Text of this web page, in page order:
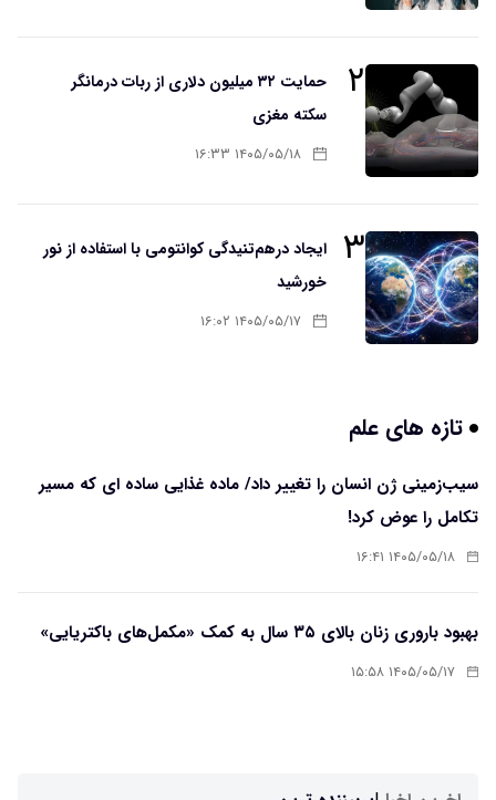
۲
حمایت ۳۲ میلیون دلاری از ربات درمانگر
سکته مغزی
۱۴۰۵/۰۵/۱۸ ۱۶:۳۳
۳
ایجاد درهم‌تنیدگی کوانتومی با استفاده از نور
خورشید
۱۴۰۵/۰۵/۱۷ ۱۶:۰۲
تازه های علم
سیب‌زمینی ژن انسان را تغییر داد/ ماده غذایی ساده ای که مسیر
تکامل را عوض کرد!
۱۴۰۵/۰۵/۱۸ ۱۶:۴۱
بهبود باروری زنان بالای ۳۵ سال به کمک «مکمل‌های باکتریایی»
۱۴۰۵/۰۵/۱۷ ۱۵:۵۸